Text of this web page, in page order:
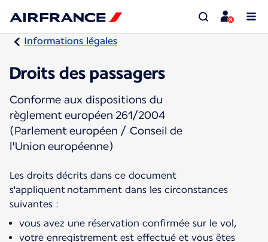
Informations légales
Droits des passagers
Conforme aux dispositions du
règlement européen 261/2004
(Parlement européen / Conseil de
l'Union européenne)
Les droits décrits dans ce document
s'appliquent notamment dans les circonstances
vous avez une réservation confirmée sur le vol,
votre enregistrement est effectué et vous êtes